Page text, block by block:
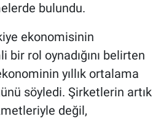
bulundu.
ekonomisinin
bir rol oynadığını belirten
yıllık ortalama
söyledi. Şirketlerin artık
değil,